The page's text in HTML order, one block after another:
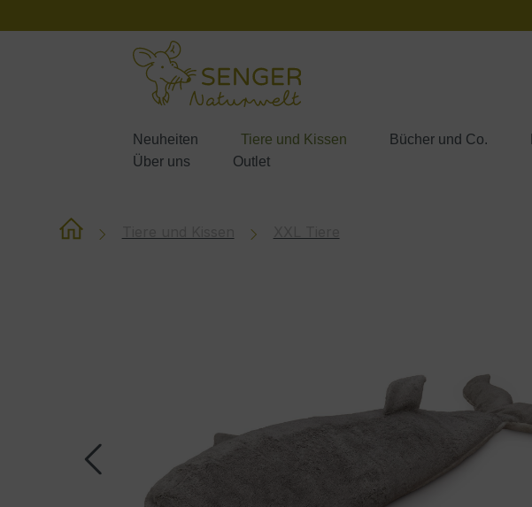
Neuheiten Tiere und Kissen Bücher und Co.
Über uns
Outlet